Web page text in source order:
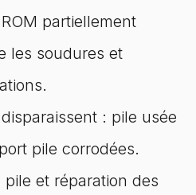
partiellement
les soudures et
: pile usée
pile corrodées.
et réparation des